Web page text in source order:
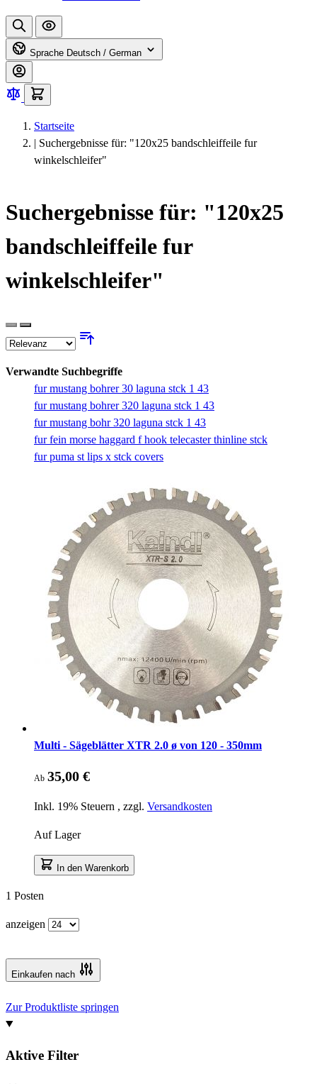
Sprache Deutsch / German
Startseite
| Suchergebnisse für: "120x25 bandschleiffeile fur
winkelschleifer"
Suchergebnisse für: "120x25
bandschleiffeile fur
winkelschleifer"
Verwandte Suchbegriffe
fur mustang bohrer 30 laguna stck 1 43
fur mustang bohrer 320 laguna stck 1 43
fur mustang bohr 320 laguna stck 1 43
fur fein morse haggard f hook telecaster thinline stck
fur puma st lips x stck covers
Multi - Sägeblätter XTR 2.0 ø von 120 - 350mm
Ab 35,00 €
Inkl. 19% Steuern , zzgl. Versandkosten
Auf Lager
In den Warenkorb
1 Posten
anzeigen
Einkaufen nach
Zur Produktliste springen
Aktive Filter